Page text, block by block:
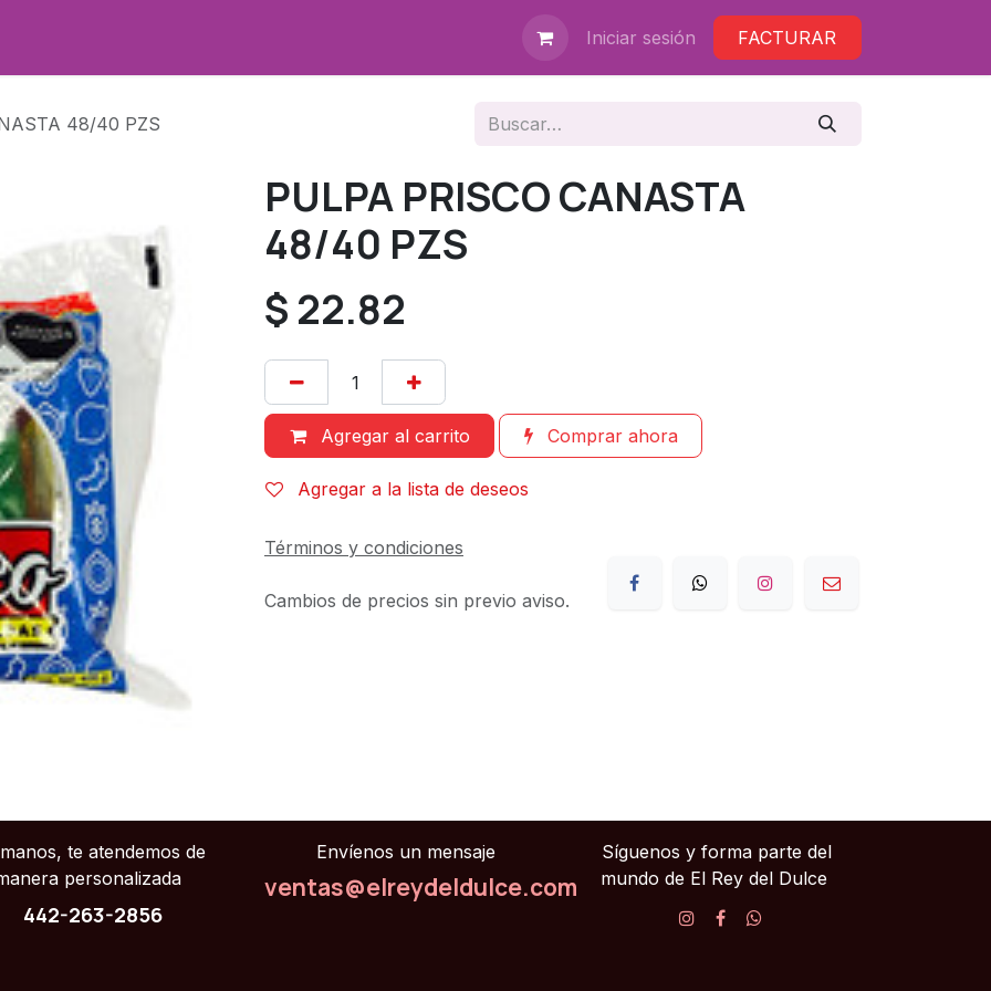
Iniciar sesión FACTURAR
48/40 PZS
PULPA PRISCO CANASTA
48/40 PZS
$ 22.82
Agregar al carrito Comprar ahora
Agregar a la lista de deseos
Términos y condiciones
Cambios de precios sin previo aviso.
te atendemos de
personalizada
442-263-2856
Envíenos un mensaje
ventas@elreydeldulce.com
Síguenos y forma parte del
mundo de El Rey del Dulce